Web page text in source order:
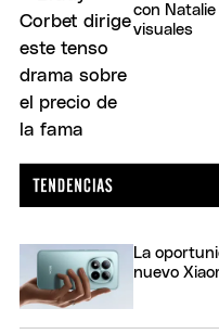
con
visuales
La
nuevo